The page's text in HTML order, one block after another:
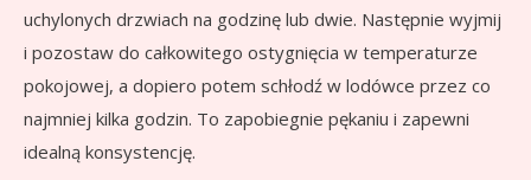
uchylonych drzwiach na godzinę lub dwie. Następnie wyjmij
i pozostaw do całkowitego ostygnięcia w temperaturze
pokojowej, a dopiero potem schłodź w lodówce przez co
najmniej kilka godzin. To zapobiegnie pękaniu i zapewni
idealną konsystencję.